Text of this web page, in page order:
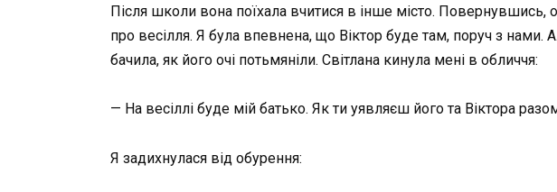
Після школи вона поїхала вчитися в інше місто. Повернувшись,
про весілля. Я була впевнена, що Віктор буде там, поруч з нами.
бачила, як його очі потьмяніли. Світлана кинула мені в обличчя:
— На весіллі буде мій батько. Як ти уявляєш його та Віктора
Я задихнулася від обурення: